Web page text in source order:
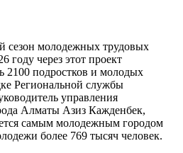
сезон молодежных трудовых
году через этот проект
2100 подростков и молодых
Региональной службы
управления
Алматы Азиз Кажденбек,
самым молодежным городом
более 769 тысяч человек.